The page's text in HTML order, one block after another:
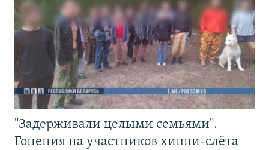
"Задерживали целыми семьями".
Гонения на участников хиппи-слёта